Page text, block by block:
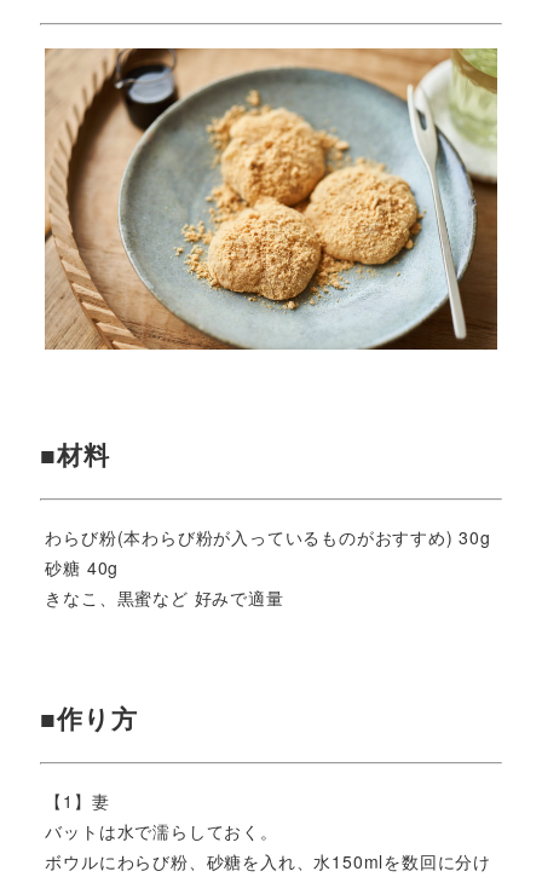
■材料
わらび粉(本わらび粉が入っているものがおすすめ) 30g
砂糖 40g
きなこ、黒蜜など 好みで適量
■作り方
【1】妻
バットは水で濡らしておく。
ボウルにわらび粉、砂糖を入れ、水150mlを数回に分け